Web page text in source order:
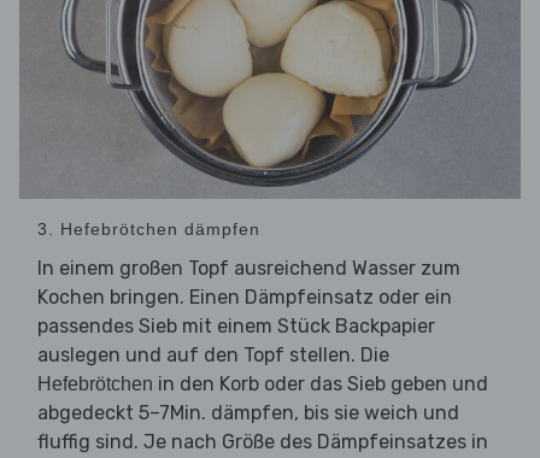
3. Hefebrötchen dämpfen
In einem großen Topf ausreichend Wasser zum
Kochen bringen. Einen Dämpfeinsatz oder ein
passendes Sieb mit einem Stück Backpapier
auslegen und auf den Topf stellen. Die
Hefebrötchen in den Korb oder das Sieb geben und
abgedeckt 5–7Min. dämpfen, bis sie weich und
fluffig sind. Je nach Größe des Dämpfeinsatzes in